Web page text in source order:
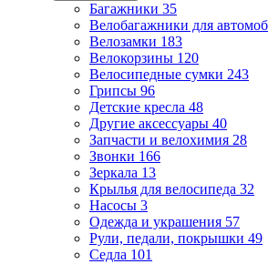
Багажники 35
Велобагажники для
Велозамки 183
Велокорзины 120
Велосипедные сумки 243
Грипсы 96
Детские кресла 48
Другие аксессуары 40
Запчасти и велохимия 28
Звонки 166
Зеркала 13
Крылья для велосипеда 32
Насосы 3
Одежда и украшения 57
Рули, педали, покрышки 49
Седла 101